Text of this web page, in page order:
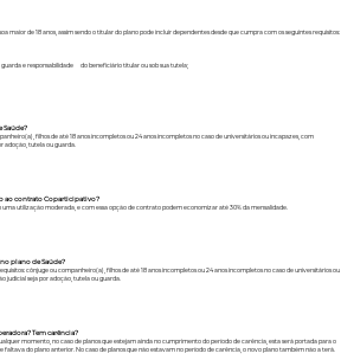
maior de 18 anos, assim sendo o titular do plano pode incluir dependentes desde que cumpra com os seguintes requisitos:
e responsabilidade do beneficiário titular ou sob sua tutela;
Saúde?
filhos de até 18 anos incompletos ou 24 anos incompletos no caso de universitários ou incapazes, com
adoção, tutela ou guarda.
ao contrato Coparticipativo?
uma utilização moderada, e com essa opção de contrato podem economizar até 30% da mensalidade.
plano de Saúde?
cônjuge ou companheiro(a), filhos de até 18 anos incompletos ou 24 anos incompletos no caso de universitários ou
judicial seja por adoção, tutela ou guarda.
Tem carência?
momento, no caso de planos que estejam ainda no cumprimento do período de carência, esta será portada para o
do plano anterior. No caso de planos que não estavam no período de carência, o novo plano também não a terá.